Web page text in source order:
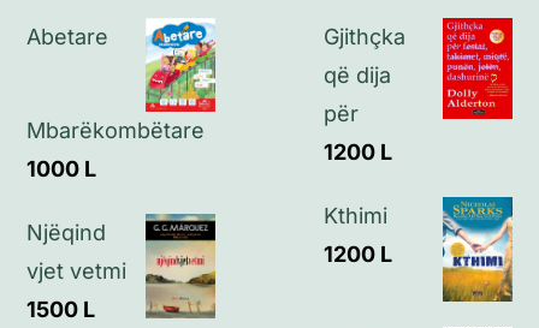
Politikat e privatësisë
Abetare
Mbarëkombëtare
1000 L
Njëqind
vjet vetmi
1500 L
Gjithçka
që dija
për
1200 L
Kthimi
1200 L